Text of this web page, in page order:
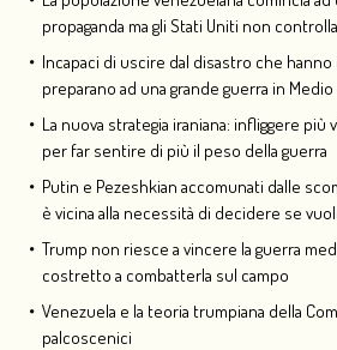
propaganda ma gli Stati Uniti non
Incapaci di uscire dal disastro che hanno
preparano ad una grande guerra in
La nuova strategia iraniana: infliggere più
per far sentire di più il peso della guerra
Putin e Pezeshkian accomunati dalle
è vicina alla necessità di decidere se
Trump non riesce a vincere la guerra
costretto a combatterla sul campo
Venezuela e la teoria trumpiana della
palcoscenici